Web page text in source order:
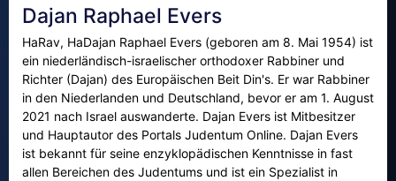
Dajan Raphael Evers
HaRav, HaDajan Raphael Evers (geboren am 8. Mai 1954) ist
ein niederländisch-israelischer orthodoxer Rabbiner und
Richter (Dajan) des Europäischen Beit Din's. Er war Rabbiner
in den Niederlanden und Deutschland, bevor er am 1. August
2021 nach Israel auswanderte. Dajan Evers ist Mitbesitzer
und Hauptautor des Portals Judentum Online. Dajan Evers
ist bekannt für seine enzyklopädischen Kenntnisse in fast
allen Bereichen des Judentums und ist ein Spezialist in